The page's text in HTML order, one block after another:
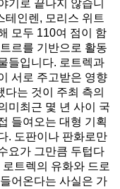
기로 끝나지 않습니
테인렌, 모리스 위트
모두 110여 점이 함
르를 기반으로 활동
들입니다. 로트렉과
서로 주고받은 영향
는 것이 주최 측의
미최근 몇 년 사이 국
들여오는 대형 기획
. 도판이나 판화로만
요가 그만큼 두텁다
트렉의 유화와 드로
어온다는 사실은 가